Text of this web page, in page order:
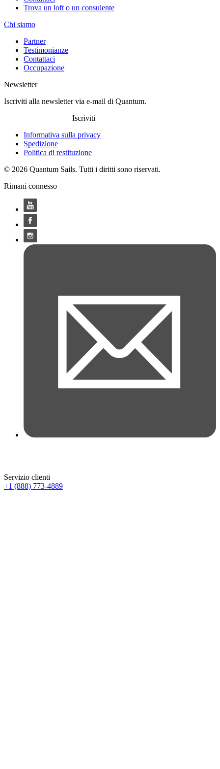
Trova un loft o un consulente
Chi siamo
Partner
Testimonianze
Contattaci
Occupazione
Newsletter
Iscriviti alla newsletter via e-mail di Quantum.
Iscriviti
Informativa sulla privacy
Spedizione
Politica di restituzione
© 2026 Quantum Sails. Tutti i diritti sono riservati.
Rimani connesso
Servizio clienti
+1 (888) 773-4889